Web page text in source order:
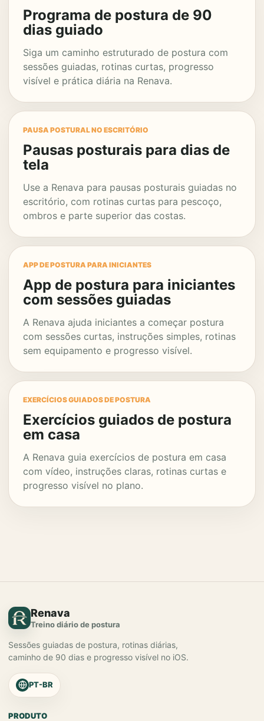
Programa de postura de 90
dias guiado
Siga um caminho estruturado de postura com
sessões guiadas, rotinas curtas, progresso
visível e prática diária na Renava.
PAUSA POSTURAL NO ESCRITÓRIO
Pausas posturais para dias de
tela
Use a Renava para pausas posturais guiadas no
escritório, com rotinas curtas para pescoço,
ombros e parte superior das costas.
APP DE POSTURA PARA INICIANTES
App de postura para iniciantes
com sessões guiadas
A Renava ajuda iniciantes a começar postura
com sessões curtas, instruções simples, rotinas
sem equipamento e progresso visível.
EXERCÍCIOS GUIADOS DE POSTURA
Exercícios guiados de postura
em casa
A Renava guia exercícios de postura em casa
com vídeo, instruções claras, rotinas curtas e
progresso visível no plano.
Renava
Treino diário de postura
Sessões guiadas de postura, rotinas diárias,
caminho de 90 dias e progresso visível no iOS.
PT-BR
PRODUTO